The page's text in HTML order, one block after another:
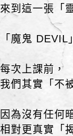
來到這一張「
「魔鬼 DEVIL」
每次上課前，
我們其實「不
因為沒有任何
相對更真實「